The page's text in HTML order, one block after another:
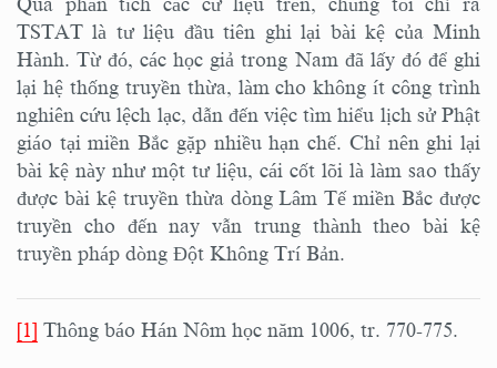
Qua phân tích các cứ liệu trên, chúng tôi chỉ ra
TSTAT là tư liệu đầu tiên ghi lại bài kệ của Minh
Hành. Từ đó, các học giả trong Nam đã lấy đó để ghi
lại hệ thống truyền thừa, làm cho không ít công trình
nghiên cứu lệch lạc, dẫn đến việc tìm hiểu lịch sử Phật
giáo tại miền Bắc gặp nhiều hạn chế. Chỉ nên ghi lại
bài kệ này như một tư liệu, cái cốt lõi là làm sao thấy
được bài kệ truyền thừa dòng Lâm Tế miền Bắc được
truyền cho đến nay vẫn trung thành theo bài kệ
truyền pháp dòng Đột Không Trí Bản.
[1] Thông báo Hán Nôm học năm 1006, tr. 770-775.